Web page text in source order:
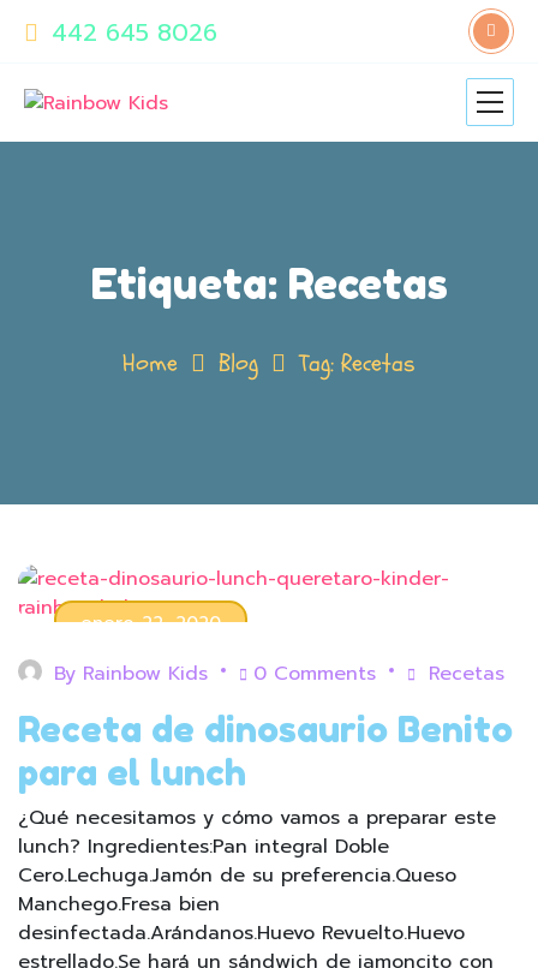
442 645 8026
Etiqueta: Recetas
Home Blog Tag: Recetas
enero 22, 2020
By Rainbow Kids 0 Comments Recetas
Receta de dinosaurio Benito
para el lunch
¿Qué necesitamos y cómo vamos a preparar este
lunch? Ingredientes:Pan integral Doble
Cero.Lechuga.Jamón de su preferencia.Queso
Manchego.Fresa bien
desinfectada.Arándanos.Huevo Revuelto.Huevo
estrellado.Se hará un sándwich de jamoncito con